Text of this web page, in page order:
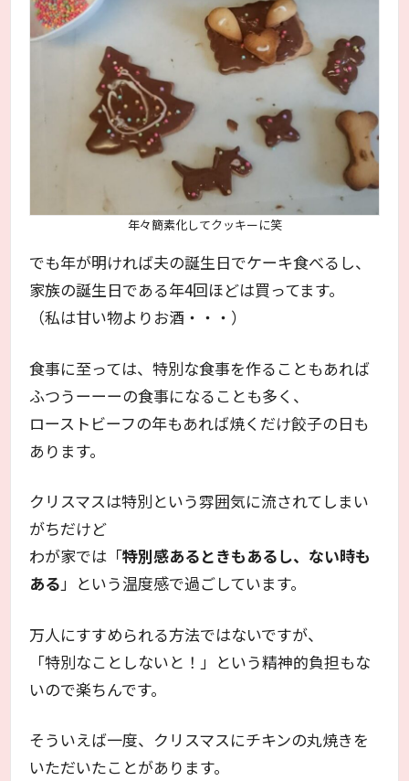
年々簡素化してクッキーに笑
でも年が明ければ夫の誕生日でケーキ食べるし、
家族の誕生日である年4回ほどは買ってます。
（私は甘い物よりお酒・・・）
食事に至っては、特別な食事を作ることもあれば
ふつうーーーの食事になることも多く、
ローストビーフの年もあれば焼くだけ餃子の日も
あります。
クリスマスは特別という雰囲気に流されてしまい
がちだけど
わが家では「特別感あるときもあるし、ない時も
ある」という温度感で過ごしています。
万人にすすめられる方法ではないですが、
「特別なことしないと！」という精神的負担もな
いので楽ちんです。
そういえば一度、クリスマスにチキンの丸焼きを
いただいたことがあります。